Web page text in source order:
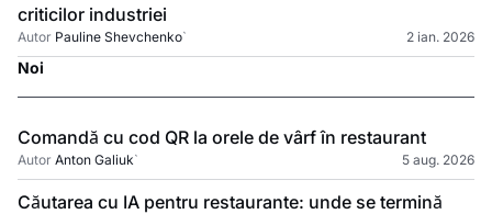
criticilor industriei
Autor Pauline Shevchenko` 2 ian. 2026
Noi
Comandă cu cod QR la orele de vârf în restaurant
Autor Anton Galiuk` 5 aug. 2026
Căutarea cu IA pentru restaurante: unde se termină